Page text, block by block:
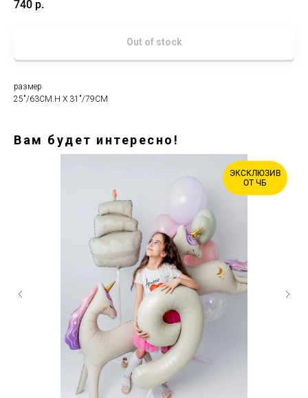
740 р.
Out of stock
размер
25"/63CM.H X 31"/79CM
Вам будет интересно!
ЭКСКЛЮЗИВ
ОТ ЧБ